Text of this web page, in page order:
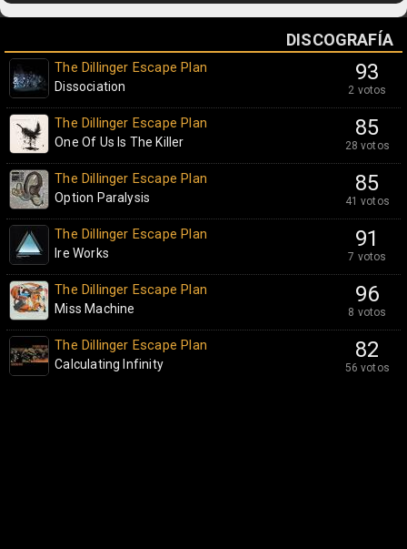
DISCOGRAFÍA
93
2 votos
The Dillinger Escape Plan
Dissociation
85
28 votos
The Dillinger Escape Plan
One Of Us Is The Killer
85
41 votos
The Dillinger Escape Plan
Option Paralysis
91
7 votos
The Dillinger Escape Plan
Ire Works
96
8 votos
The Dillinger Escape Plan
Miss Machine
82
56 votos
The Dillinger Escape Plan
Calculating Infinity